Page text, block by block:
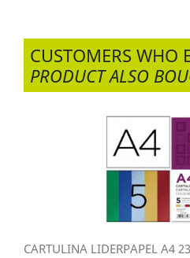
CUSTOMERS WHO
PRODUCT ALSO
CARTULINA LIDERPAPEL A4